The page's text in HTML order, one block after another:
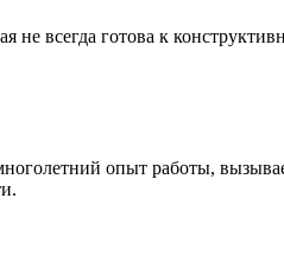
всегда готова к
опыт работы,